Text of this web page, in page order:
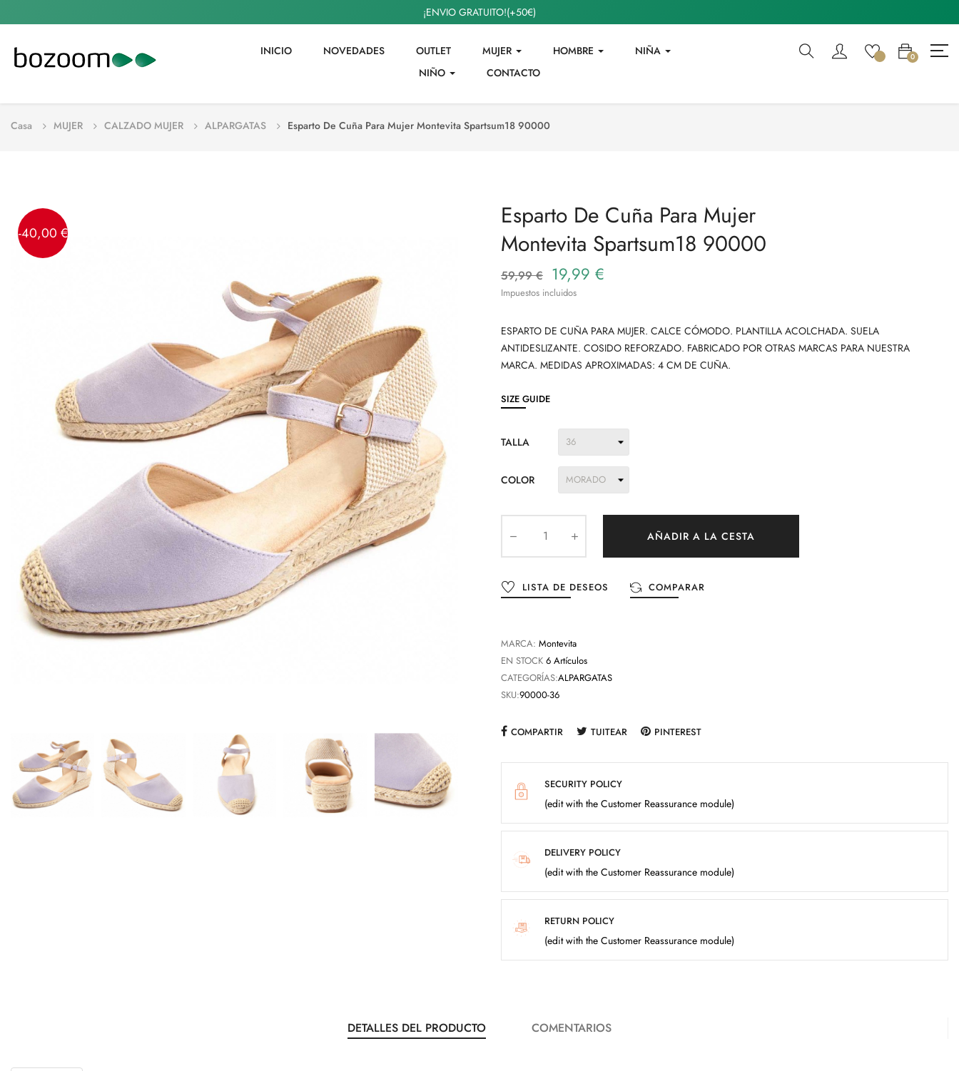
¡ENVIO GRATUITO!(+50€)
INICIO NOVEDADES OUTLET MUJER HOMBRE
NIÑA
NIÑO
CONTACTO
0
Casa MUJER CALZADO MUJER ALPARGATAS Esparto De Cuña Para Mujer Montevita Spartsum18 90000
-40,00 €
Esparto De Cuña Para Mujer
Montevita Spartsum18 90000
59,99 € 19,99 €
Impuestos incluidos
ESPARTO DE CUÑA PARA MUJER. CALCE CÓMODO. PLANTILLA ACOLCHADA. SUELA
ANTIDESLIZANTE. COSIDO REFORZADO. FABRICADO POR OTRAS MARCAS PARA NUESTRA
MARCA. MEDIDAS APROXIMADAS: 4 CM DE CUÑA.
SIZE GUIDE
TALLA
COLOR
AÑADIR A LA CESTA
LISTA DE DESEOS COMPARAR
MARCA: Montevita
EN STOCK 6 Artículos
CATEGORÍAS:ALPARGATAS
SKU:90000-36
COMPARTIR TUITEAR PINTEREST
SECURITY POLICY
(edit with the Customer Reassurance module)
DELIVERY POLICY
(edit with the Customer Reassurance module)
RETURN POLICY
(edit with the Customer Reassurance module)
DETALLES DEL PRODUCTO COMENTARIOS